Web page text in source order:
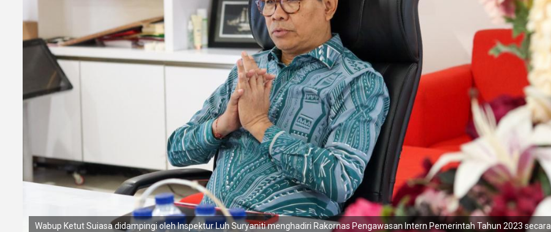
Wabup Ketut Suiasa didampingi oleh Inspektur Luh Suryaniti menghadiri Rakornas Pengawasan Intern Pemerintah Tahun 2023 secara